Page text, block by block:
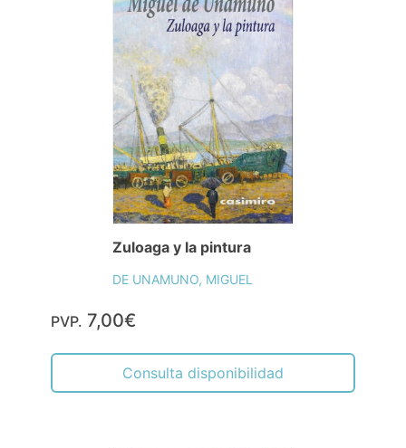
Zuloaga y la pintura
DE UNAMUNO, MIGUEL
PVP. 7,00€
Consulta disponibilidad